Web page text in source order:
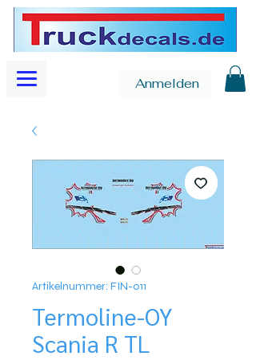
Anmelden
Artikelnummer: FIN-011
Termoline-OY
Scania R TL